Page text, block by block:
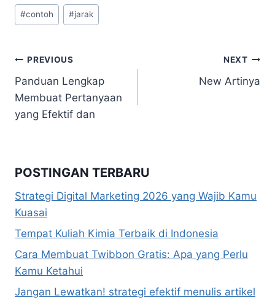
Post
Tags:
#contoh #jarak
Navigasi
pos
PREVIOUS
Panduan Lengkap
Membuat Pertanyaan
yang Efektif dan
NEXT
New Artinya
POSTINGAN TERBARU
Strategi Digital Marketing 2026 yang Wajib Kamu
Kuasai
Tempat Kuliah Kimia Terbaik di Indonesia
Cara Membuat Twibbon Gratis: Apa yang Perlu
Kamu Ketahui
Jangan Lewatkan! strategi efektif menulis artikel